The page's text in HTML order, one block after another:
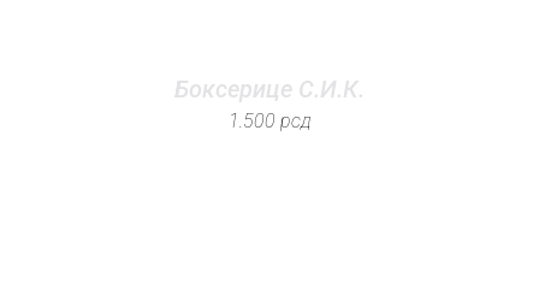
Боксерице С.И.К.
1.500 рсд